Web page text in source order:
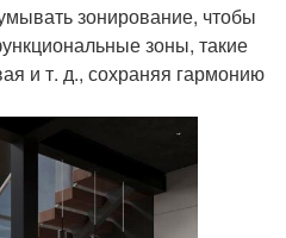
зонирование, чтобы
зоны, такие
и т. д., сохраняя гармонию